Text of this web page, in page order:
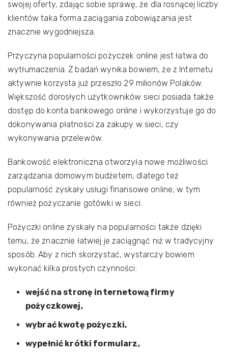
swojej oferty, zdając sobie sprawę, że dla rosnącej liczby
klientów taka forma zaciągania zobowiązania jest
znacznie wygodniejsza.
Przyczyna popularności pożyczek online jest łatwa do
wytłumaczenia. Z badań wynika bowiem, że z Internetu
aktywnie korzysta już przeszło 29 milionów Polaków.
Większość dorosłych użytkowników sieci posiada także
dostęp do konta bankowego online i wykorzystuje go do
dokonywania płatności za zakupy w sieci, czy
wykonywania przelewów.
Bankowość elektroniczna otworzyła nowe możliwości
zarządzania domowym budżetem, dlatego też
popularność zyskały usługi finansowe online, w tym
również pożyczanie gotówki w sieci.
Pożyczki online zyskały na popularności także dzięki
temu, że znacznie łatwiej je zaciągnąć niż w tradycyjny
sposób. Aby z nich skorzystać, wystarczy bowiem
wykonać kilka prostych czynności:
wejść na stronę internetową firmy
pożyczkowej,
wybrać kwotę pożyczki,
wypełnić krótki formularz,